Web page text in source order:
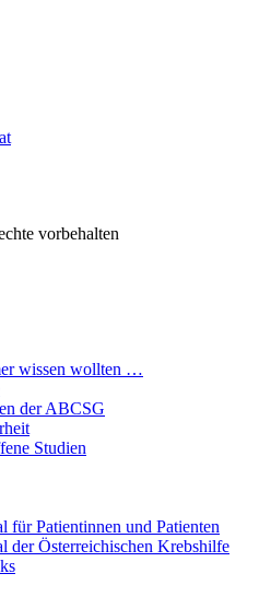
vorbehalten
wissen wollten …
der ABCSG
Studien
für Patientinnen und Patienten
der Österreichischen Krebshilfe